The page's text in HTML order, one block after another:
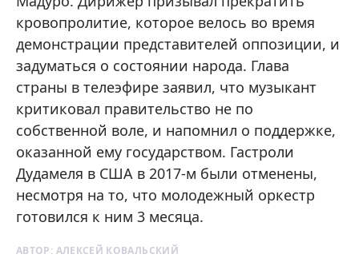
кровопролитие, которое велось во время
демонстрации представителей оппозиции, и
задуматься о состоянии народа. Глава
страны в телеэфире заявил, что музыкант
критиковал правительство не по
собственной воле, и напомнил о поддержке,
оказанной ему государством. Гастроли
Дудамеля в США в 2017-м были отменены,
несмотря на то, что молодежный оркестр
готовился к ним 3 месяца.
АВТОР: АЛЕКСЕЙ КОВАЛЬСКИЙ